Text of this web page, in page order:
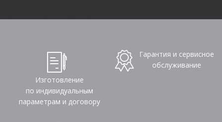
Изготовление
по индивидуальным
параметрам и договору
Гарантия и сервисное
обслуживание